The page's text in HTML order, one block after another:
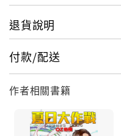
退貨說明
付款/配送
作者相關書籍